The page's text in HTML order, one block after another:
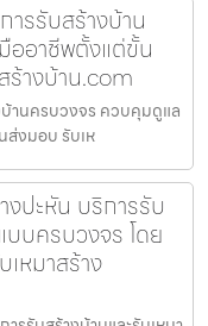
ารรับสร้างบ้าน
ออาชีพตั้งแต่ขั้น
างบ้าน.com
บ้านครบวงจร ควบคุมดูแล
งมอบ รับเห
ปะหัน บริการรับ
บบครบวงจร โดย
หมาสร้าง